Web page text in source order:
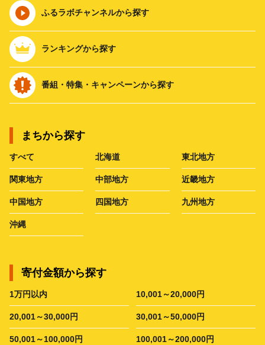
ふるラボチャンネルから探す
ランキングから探す
番組・特集・キャンペーンから探す
まちから探す
すべて 北海道 東北地方
関東地方 中部地方 近畿地方
中国地方 四国地方 九州地方
沖縄
寄付金額から探す
1万円以内 10,001～20,000円
20,001～30,000円 30,001～50,000円
50,001～100,000円 100,001～200,000円